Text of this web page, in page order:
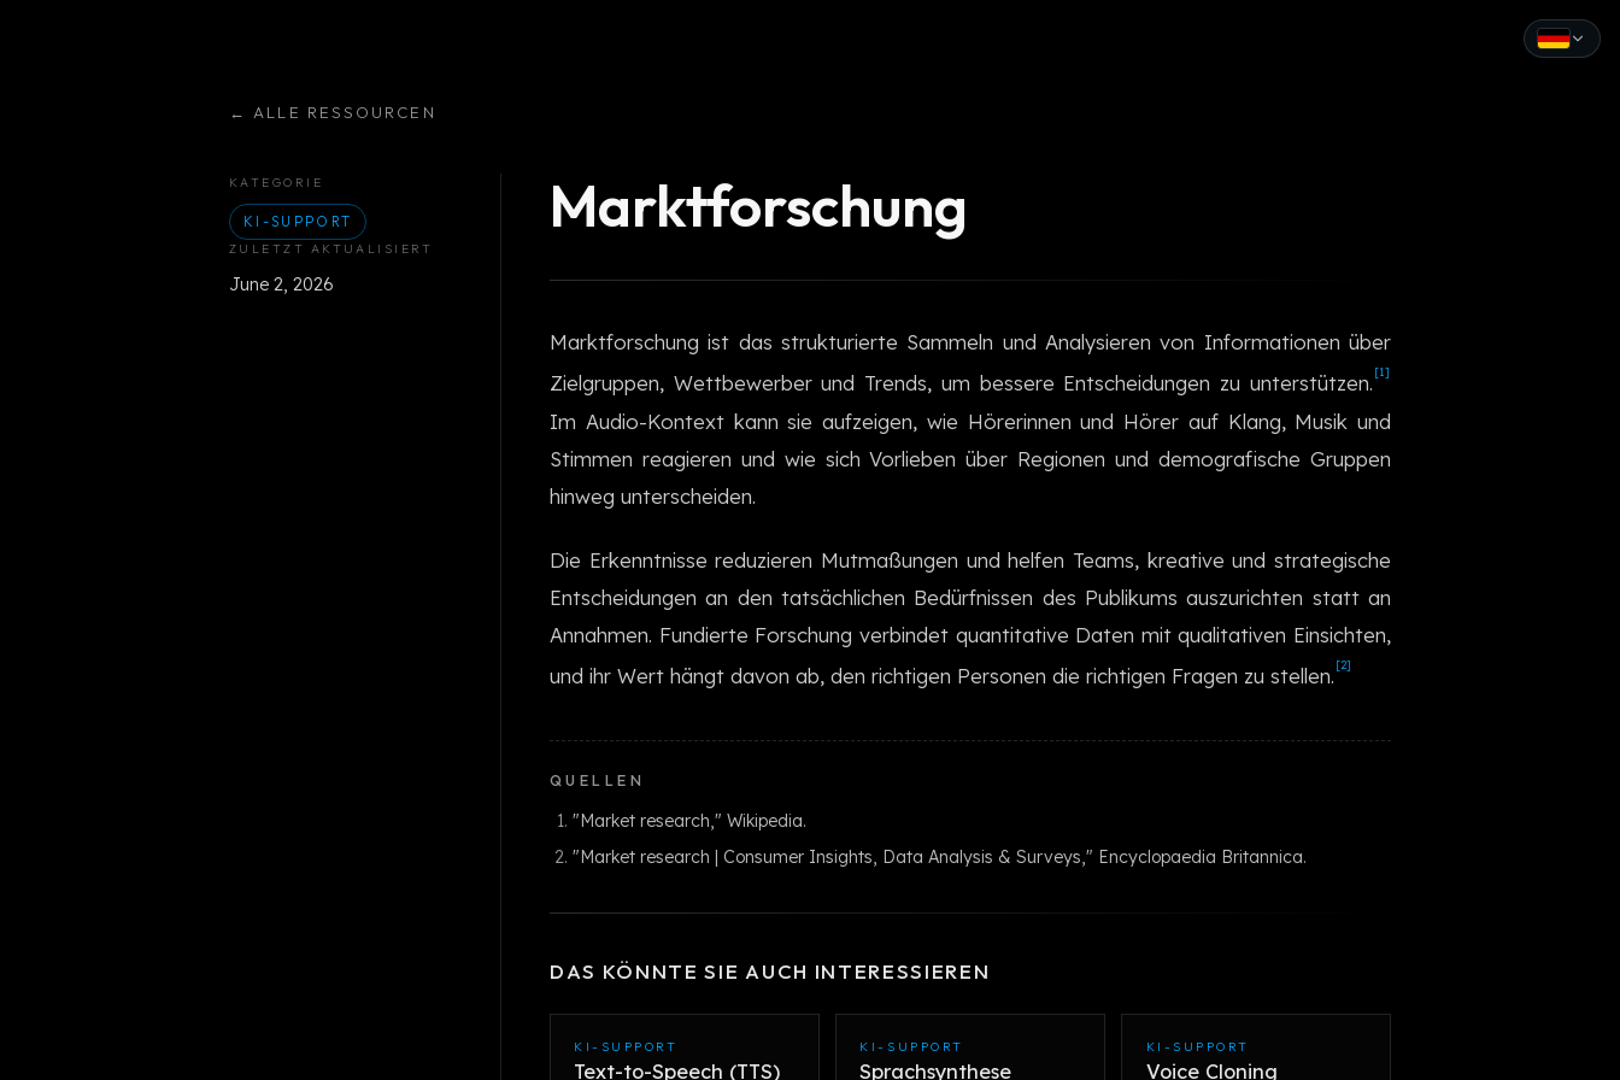
← ALLE RESSOURCEN
KATEGORIE
KI-SUPPORT
ZULETZT AKTUALISIERT
June 2, 2026
Marktforschung
Marktforschung ist das strukturierte Sammeln und Analysieren von Informationen über
Zielgruppen, Wettbewerber und Trends, um bessere Entscheidungen zu unterstützen. [1]
Im Audio-Kontext kann sie aufzeigen, wie Hörerinnen und Hörer auf Klang, Musik und
Stimmen reagieren und wie sich Vorlieben über Regionen und demografische Gruppen
hinweg unterscheiden.
Die Erkenntnisse reduzieren Mutmaßungen und helfen Teams, kreative und strategische
Entscheidungen an den tatsächlichen Bedürfnissen des Publikums auszurichten statt an
Annahmen. Fundierte Forschung verbindet quantitative Daten mit qualitativen Einsichten,
und ihr Wert hängt davon ab, den richtigen Personen die richtigen Fragen zu stellen. [2]
QUELLEN
"Market research," Wikipedia.
"Market research | Consumer Insights, Data Analysis & Surveys," Encyclopaedia Britannica.
DAS KÖNNTE SIE AUCH INTERESSIEREN
KI-SUPPORT
Text-to-Speech (TTS)
KI-SUPPORT
Sprachsynthese
KI-SUPPORT
Voice Cloning